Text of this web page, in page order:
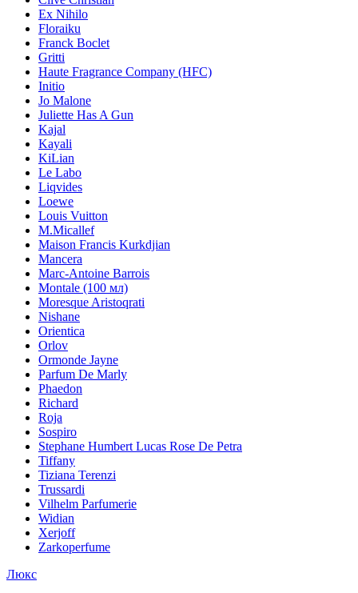
Ex Nihilo
Floraiku
Franck Boclet
Gritti
Haute Fragrance Company (HFC)
Initio
Jo Malone
Juliette Has A Gun
Kajal
Kayali
KiLian
Le Labo
Liqvides
Loewe
Louis Vuitton
M.Micallef
Maison Francis Kurkdjian
Mancera
Marc-Antoine Barrois
Montale (100 мл)
Moresque Aristoqrati
Nishane
Orientica
Orlov
Ormonde Jayne
Parfum De Marly
Phaedon
Richard
Roja
Sospiro
Stephane Humbert Lucas Rose De Petra
Tiffany
Tiziana Terenzi
Trussardi
Vilhelm Parfumerie
Widian
Xerjoff
Zarkoperfume
Люкс